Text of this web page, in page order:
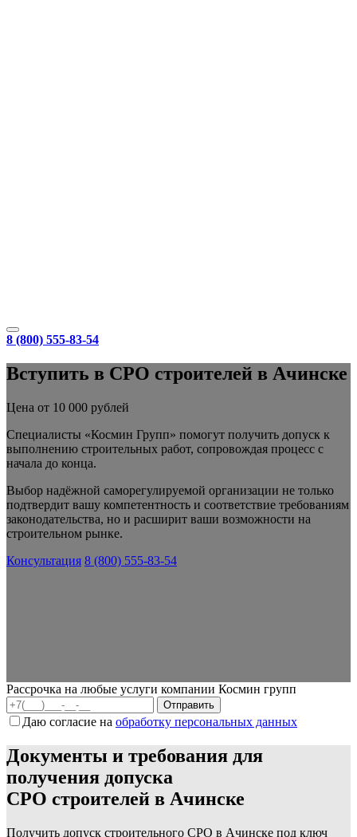
8 (800) 555-83-54
Вступить в СРО строителей в Ачинске
Цена от 10 000 рублей
Специалисты «Космин Групп» помогут получить допуск к
выполнению строительных работ, сопровождая процесс с
начала до конца.
Выбор надёжной саморегулируемой организации не только
подтвердит вашу компетентность и соответствие требованиям
законодательства, но и расширит ваши возможности на
строительном рынке.
Консультация 8 (800) 555-83-54
Рассрочка на любые услуги компании Космин групп
Даю согласие на обработку персональных данных
Документы и требования для
получения допуска
СРО строителей в Ачинске
Получить допуск строительного СРО в Ачинске под ключ